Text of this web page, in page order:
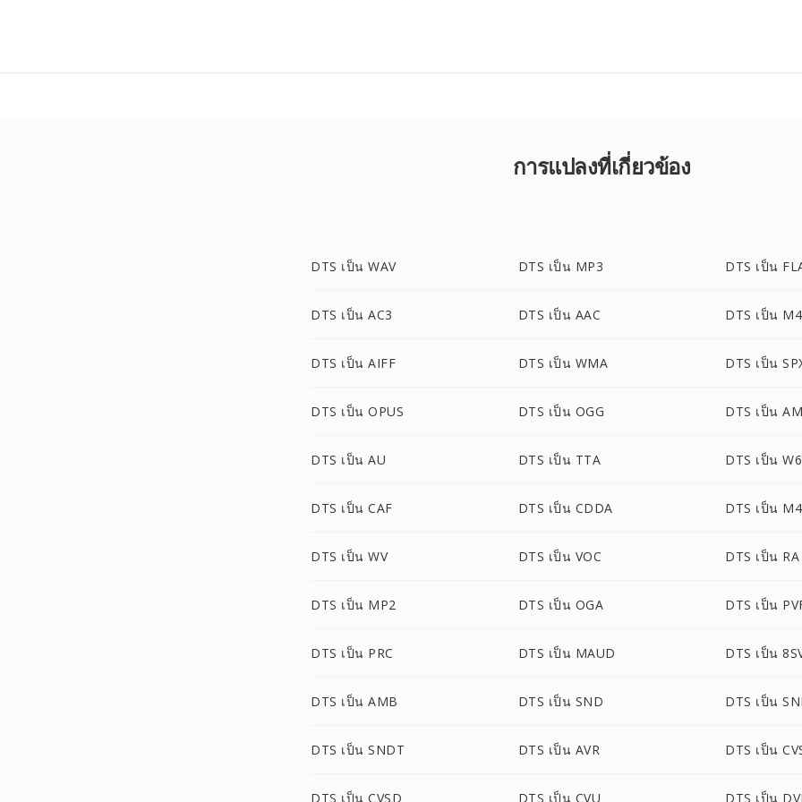
การแปลงที่เกี่ยวข้อง
DTS เป็น WAV DTS เป็น MP3 DTS เป็น
DTS เป็น AC3 DTS เป็น AAC DTS เป็น
DTS เป็น AIFF DTS เป็น WMA DTS เป็น
DTS เป็น OPUS DTS เป็น OGG DTS เป็น
DTS เป็น AU DTS เป็น TTA DTS เป็น
DTS เป็น CAF DTS เป็น CDDA DTS เป็น
DTS เป็น WV DTS เป็น VOC DTS เป็น RA
DTS เป็น MP2 DTS เป็น OGA DTS เป็น
DTS เป็น PRC DTS เป็น MAUD DTS เป็น
DTS เป็น AMB DTS เป็น SND DTS เป็น
DTS เป็น SNDT DTS เป็น AVR DTS เป็น
DTS เป็น CVSD DTS เป็น CVU DTS เป็น